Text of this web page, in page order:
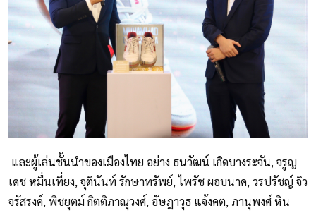
และผู้เล่นชั้นนำของเมืองไทย อย่าง ธนวัฒน์ เกิดบางระจัน, จรูญ
เดช หมื่นเที่ยง, จุตินันท์ รักษาทรัพย์, ไพรัช ผอบนาค, วรปรัชญ์ จิว
จรัสรงค์, พิชยุตม์ กิตติภาณุวงศ์, อัษฎาวุธ แจ้งคต, ภานุพงศ์ หิน